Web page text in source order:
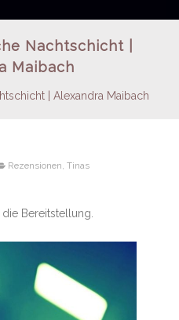
Nachtschicht |
Maibach
| Alexandra Maibach
Rezensionen, Tinas
Bereitstellung.